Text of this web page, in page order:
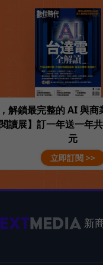
解鎖最完整的 AI 與
讀展】訂一年送一年
元
立即訂閱 >>
新